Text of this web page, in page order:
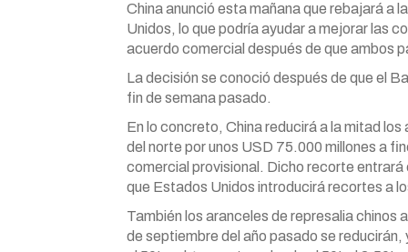
China anunció esta mañana que rebajará a
Unidos, lo que podría ayudar a mejorar las
acuerdo comercial después de que ambos
La decisión se conoció después de que el
fin de semana pasado.
En lo concreto, China reducirá a la mitad
del norte por unos USD 75.000 millones a
comercial provisional. Dicho recorte
que Estados Unidos introducirá recortes a
También los aranceles de represalia chinos
de septiembre del año pasado se